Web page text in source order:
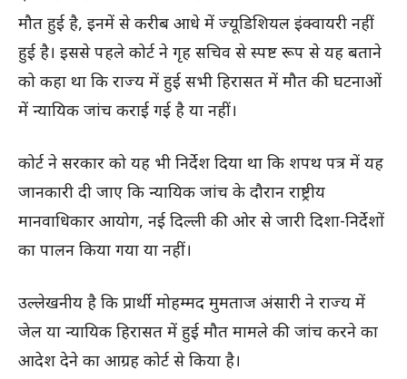
मौत हुई है, इनमें से करीब आधे में ज्यूडिशियल इंक्वायरी नहीं
हुई है। इससे पहले कोर्ट ने गृह सचिव से स्पष्ट रूप से यह बताने
को कहा था कि राज्य में हुई सभी हिरासत में मौत की घटनाओं
में न्यायिक जांच कराई गई है या नहीं।
कोर्ट ने सरकार को यह भी निर्देश दिया था कि शपथ पत्र में यह
जानकारी दी जाए कि न्यायिक जांच के दौरान राष्ट्रीय
मानवाधिकार आयोग, नई दिल्ली की ओर से जारी दिशा-निर्देशों
का पालन किया गया या नहीं।
उल्लेखनीय है कि प्रार्थी मोहम्मद मुमताज अंसारी ने राज्य में
जेल या न्यायिक हिरासत में हुई मौत मामले की जांच करने का
आदेश देने का आग्रह कोर्ट से किया है।